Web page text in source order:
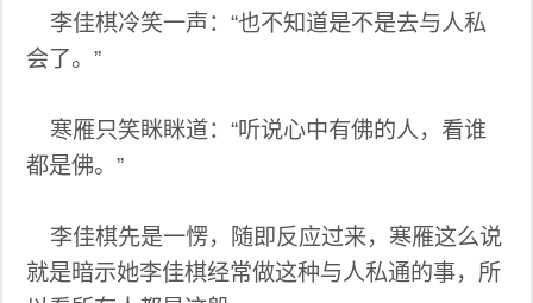
李佳棋冷笑一声：“也不知道是不是去与人私
会了。”
寒雁只笑眯眯道：“听说心中有佛的人，看谁
都是佛。”
李佳棋先是一愣，随即反应过来，寒雁这么说
就是暗示她李佳棋经常做这种与人私通的事，所